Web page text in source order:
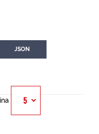
JSON